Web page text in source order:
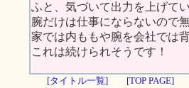
ふと、気づいて出力を上げて
腕だけは仕事にならないので
家では内ももや腕を会社では
これは続けられそうです！
[タイトル一覧] [TOP PAGE]